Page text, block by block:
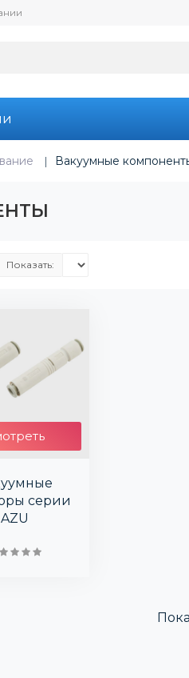
Вакуумные
Показать:
серии
AZU